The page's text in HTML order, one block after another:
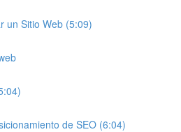
un Sitio Web (5:09)
de SEO (6:04)